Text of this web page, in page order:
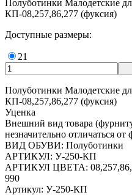
Полуботинки Малодетские
КП-08,257,86,277 (фуксия)
Доступные размеры:
21
Полуботинки Малодетские
КП-08,257,86,277 (фуксия)
Уценка
Внешний вид товара
незначительно отличаться
ВИД ОБУВИ: Полуботинки
АРТИКУЛ: У-250-КП
АРТИКУЛ ЦВЕТА:
990
Артикул: У-250-КП